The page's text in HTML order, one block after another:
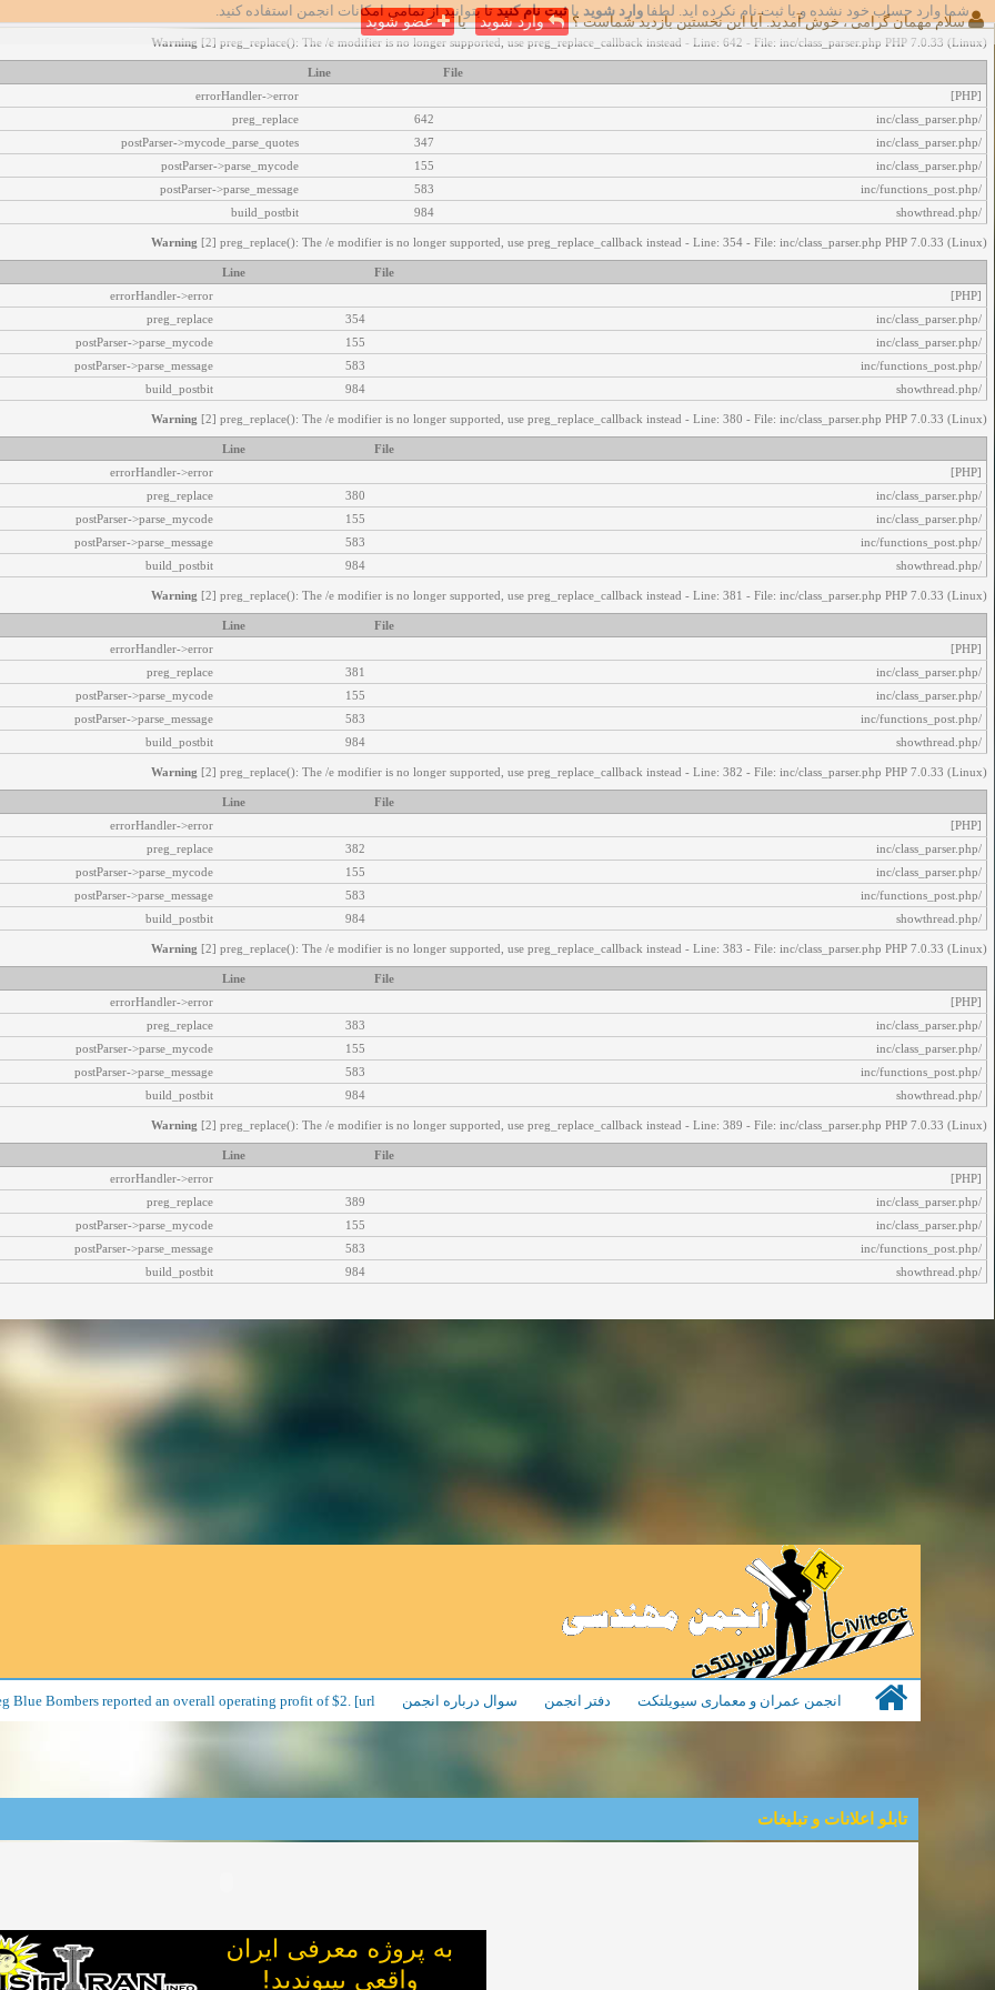
شما وارد حساب خود نشده و یا ثبت نام نکرده اید. لطفا وارد شوید یاثبت نام کنیدتا بتوانید از تمامی امکانات انجمن استفاده کنید. اخطار‌های زیر رخ داد:
Warning [2] preg_replace(): The /e modifier is no longer supported, use preg_replace_callback instead - Line: 642 - File: inc/class_parser.php PHP 7.0.33 (Linux)
File
Line
[PHP]
errorHandler->error
/inc/class_parser.php
642
preg_replace
/inc/class_parser.php
347
postParser->mycode_parse_quotes
/inc/class_parser.php
155
postParser->parse_mycode
/inc/functions_post.php
583
postParser->parse_message
/showthread.php
984
build_postbit
Warning [2] preg_replace(): The /e modifier is no longer supported, use preg_replace_callback instead - Line: 354 - File: inc/class_parser.php PHP 7.0.33 (Linux)
File
Line
[PHP]
errorHandler->error
/inc/class_parser.php
354
preg_replace
/inc/class_parser.php
155
postParser->parse_mycode
/inc/functions_post.php
583
postParser->parse_message
/showthread.php
984
build_postbit
Warning [2] preg_replace(): The /e modifier is no longer supported, use preg_replace_callback instead - Line: 380 - File: inc/class_parser.php PHP 7.0.33 (Linux)
File
Line
[PHP]
errorHandler->error
/inc/class_parser.php
380
preg_replace
/inc/class_parser.php
155
postParser->parse_mycode
/inc/functions_post.php
583
postParser->parse_message
/showthread.php
984
build_postbit
Warning [2] preg_replace(): The /e modifier is no longer supported, use preg_replace_callback instead - Line: 381 - File: inc/class_parser.php PHP 7.0.33 (Linux)
File
Line
[PHP]
errorHandler->error
/inc/class_parser.php
381
preg_replace
/inc/class_parser.php
155
postParser->parse_mycode
/inc/functions_post.php
583
postParser->parse_message
/showthread.php
984
build_postbit
Warning [2] preg_replace(): The /e modifier is no longer supported, use preg_replace_callback instead - Line: 382 - File: inc/class_parser.php PHP 7.0.33 (Linux)
File
Line
[PHP]
errorHandler->error
/inc/class_parser.php
382
preg_replace
/inc/class_parser.php
155
postParser->parse_mycode
/inc/functions_post.php
583
postParser->parse_message
/showthread.php
984
build_postbit
Warning [2] preg_replace(): The /e modifier is no longer supported, use preg_replace_callback instead - Line: 383 - File: inc/class_parser.php PHP 7.0.33 (Linux)
File
Line
[PHP]
errorHandler->error
/inc/class_parser.php
383
preg_replace
/inc/class_parser.php
155
postParser->parse_mycode
/inc/functions_post.php
583
postParser->parse_message
/showthread.php
984
build_postbit
Warning [2] preg_replace(): The /e modifier is no longer supported, use preg_replace_callback instead - Line: 389 - File: inc/class_parser.php PHP 7.0.33 (Linux)
File
Line
[PHP]
errorHandler->error
/inc/class_parser.php
389
preg_replace
/inc/class_parser.php
155
postParser->parse_mycode
/inc/functions_post.php
583
postParser->parse_message
/showthread.php
984
build_postbit
انجمن عمران و معماری سیویلتکت دفتر انجمن سوال درباره انجمن Blue Bombers reported an overall operating profit of $2. [url
سلام مهمان گرامی ، خوش آمدید. آیا این نخستین بازدید شماست ؟ وارد شوید یا عضو شوید
تابلو اعلانات و تبلیغات